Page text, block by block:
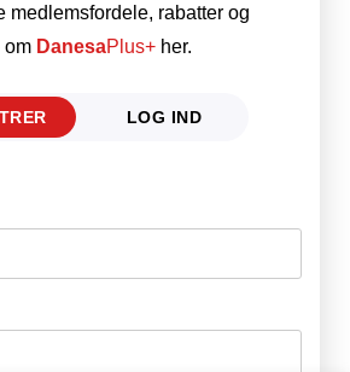
medlemsfordele, rabatter og
om DanesaPlus+ her.
LOG IND